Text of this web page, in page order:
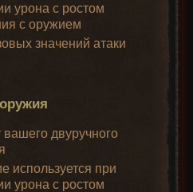
урона с ростом
с оружием
значений атаки
двуручного
используется при
урона с ростом